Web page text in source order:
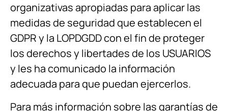
organizativas apropiadas para aplicar las
medidas de seguridad que establecen el
GDPR y la LOPDGDD con el fin de proteger
los derechos y libertades de los USUARIOS
y les ha comunicado la información
adecuada para que puedan ejercerlos.
Para más información sobre las garantías de